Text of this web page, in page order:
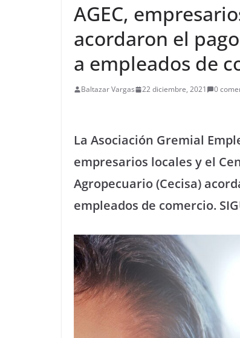
AGEC,
acordaron el
a empleados de
Baltazar Vargas 22 diciembre, 2021 0
La Asociación Gremial
empresarios locales y el
Agropecuario (Cecisa)
empleados de comercio.